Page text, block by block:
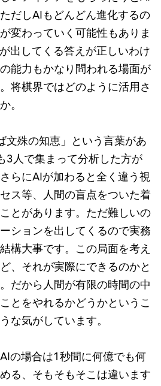
だしAIもどんどん進化するの
変わっていく可能性もありま
出してくる答えが正しいわけ
能力もかなり問われる場面が
将棋界ではどのように活用さ
。
文殊の知恵」という言葉があ
3人で集まって分析した方が
らにAIが加わると全く違う視
ス等、人間の盲点をついた着
とがあります。ただ難しいの
ションを出してくるので実務
構大事です。この局面を考え
、それが実際にできるのかと
だから人間が有限の時間の中
とをやれるかどうかというこ
な気がしています。
の場合は1秒間に何億でも何
る、そもそもそこは違います